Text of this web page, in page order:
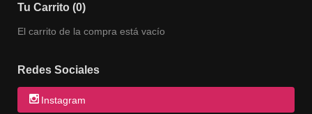
Tu Carrito (0)
El carrito de la compra está vacío
Redes Sociales
Instagram